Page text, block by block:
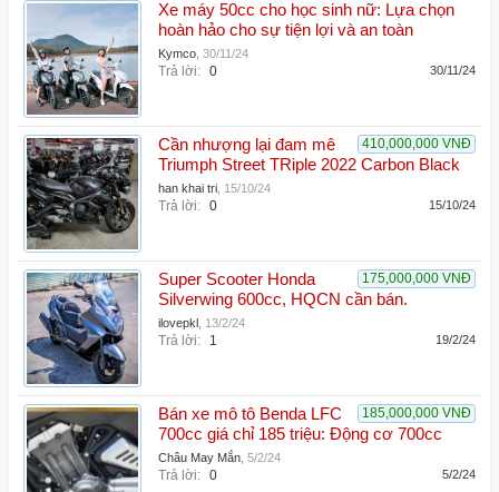
Xe máy 50cc cho học sinh nữ: Lựa chọn
hoàn hảo cho sự tiện lợi và an toàn
Kymco 30/11/24
Trả lời: 0 30/11/24
410,000,000 VNĐ
Cần nhượng lại đam mê
Triumph Street TRiple 2022 Carbon Black
han khai tri 15/10/24
Trả lời: 0 15/10/24
175,000,000 VNĐ
Super Scooter Honda
Silverwing 600cc, HQCN cần bán.
ilovepkl 13/2/24
Trả lời: 1 19/2/24
185,000,000 VNĐ
Bán xe mô tô Benda LFC
700cc giá chỉ 185 triệu: Động cơ 700cc
Châu May Mắn 5/2/24
Trả lời: 0 5/2/24